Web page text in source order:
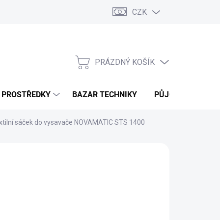
CZK
NÁKUPNÍ
PRÁZDNÝ KOŠÍK
BAZAR TECHNIKY PŮJČOVNA
sáček do vysavače NOVAMATIC STS 1400